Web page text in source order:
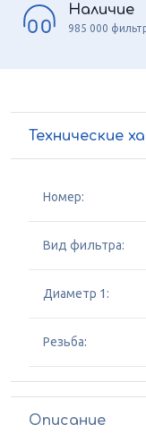
Наличие
985 000
Технические
Номер:
Вид фильтра:
Диаметр 1:
Резьба:
Описание